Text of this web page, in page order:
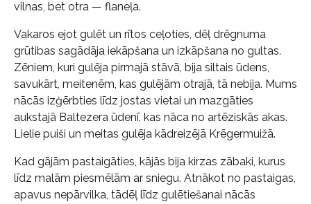
vilnas, bet otra — flaneļa.
Vakaros ejot gulēt un rītos ceļoties, dēļ drēgnuma
grūtibas sagādāja iekāpšana un izkāpšana no gultas.
Zēniem, kuri gulēja pirmajā stāvā, bija siltais ūdens,
savukārt, meitenēm, kas gulējām otrajā, tā nebija. Mums
nācās izģērbties līdz jostas vietai un mazgāties
aukstajā Baltezera ūdenī, kas nāca no artēziskās akas.
Lielie puiši un meitas gulēja kādreizējā Krēgermuižā.
Kad gājām pastaigāties, kājās bija kirzas zābaki, kurus
līdz malām piesmēlām ar sniegu. Atnākot no pastaigas,
apavus nepārvilka, tādēļ līdz gulētiešanai nācās